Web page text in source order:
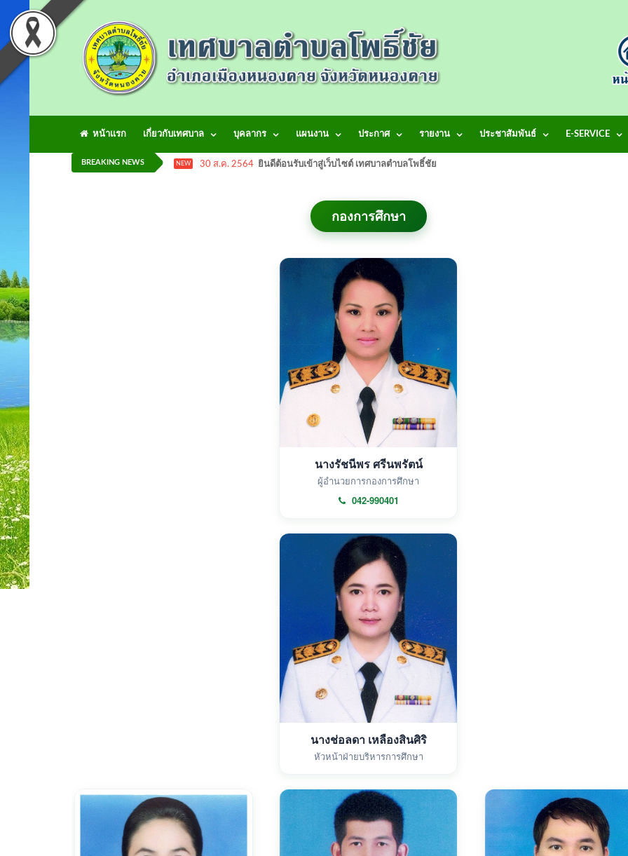
หน้าแรก เกี่ยวกับเทศบาล บุคลากร แผนงาน ประกาศ รายงาน ประชาสัมพันธ์ E-SERVICE
BREAKING NEWS NEW 30 ส.ค. 2564 ยินดีต้อนรับเข้าสู่เว็บไซต์ เทศบาลตำบลโพธิ์ชัย
กองการศึกษา
นางรัชนีพร ศรีนพรัตน์
ผู้อำนวยการกองการศึกษา
042-990401
นางช่อลดา เหลืองสินศิริ
หัวหน้าฝ่ายบริหารการศึกษา